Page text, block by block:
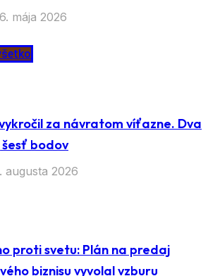
mája 2026
za návratom víťazne. Dva
šesť bodov
augusta 2026
proti svetu: Plán na predaj
biznisu vyvolal vzburu